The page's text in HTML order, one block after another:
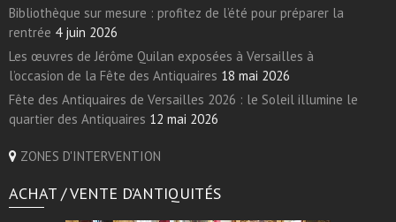
Bibliothèque sur mesure : profitez de l’été pour préparer la
rentrée 4 juin 2026
Les œuvres de Jérôme Quilan exposées à Versailles à
l’occasion de la Fête des Antiquaires 18 mai 2026
Fête des Antiquaires de Versailles 2026 : le Soleil illumine le
quartier des Antiquaires 12 mai 2026
ZONES D'INTERVENTION
ACHAT / VENTE D’ANTIQUITÉS